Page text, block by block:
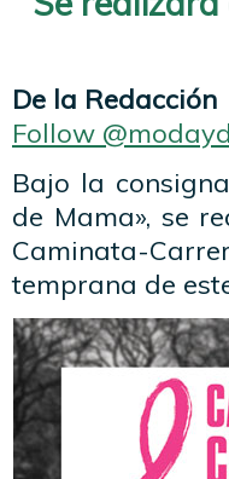
De la Redacción
Follow
Bajo la
de Mama», se
Caminata-
temprana de